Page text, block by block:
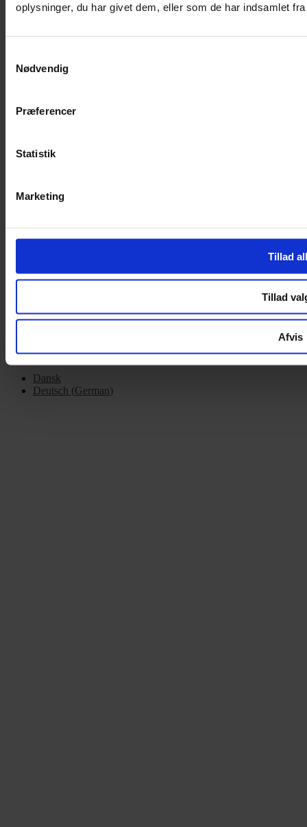
oplysninger, du har givet dem, eller som de har indsamlet
Nødvendig
Præferencer
Statistik
Marketing
Tillad
Tillad
Afvis
Facebook-f Instagram
Handelsbetingelser
Privatlivspolitik
Handelsbetingelser
Om Yarn Every Wear
Mandag – Fredag 10:00 – 17:30
Lørdag 10:00 – 14:00
Dansk
Deutsch (German)